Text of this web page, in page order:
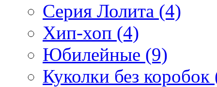
Серия Лолита (4)
Хип-хоп (4)
Юбилейные (9)
Куколки без коробок